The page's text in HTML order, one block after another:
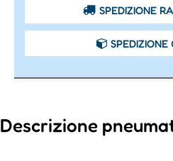
SPEDIZIONE
SPEDIZIONE
Descrizione